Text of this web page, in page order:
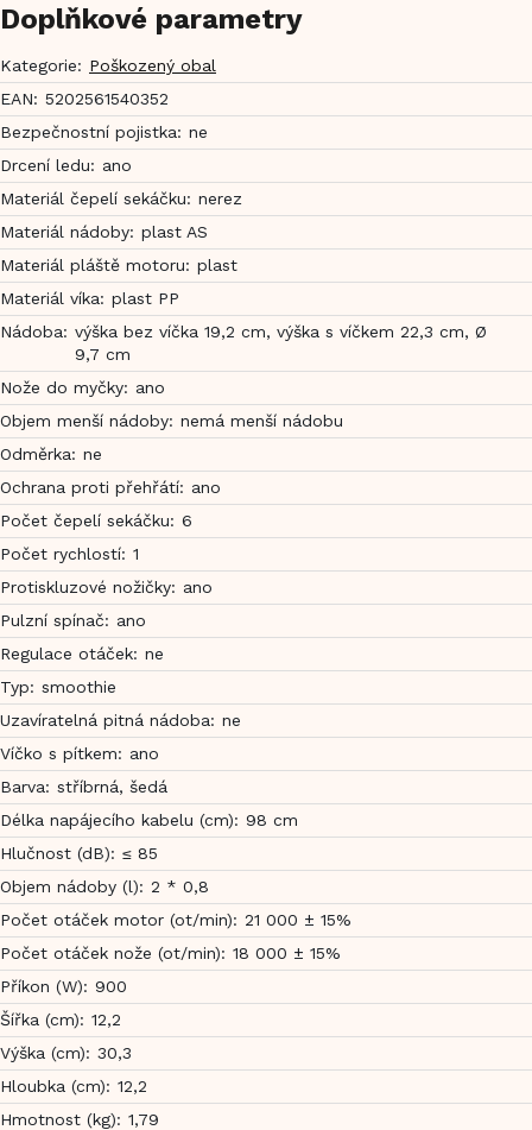
Doplňkové parametry
Kategorie: Poškozený obal
EAN: 5202561540352
Bezpečnostní pojistka: ne
Drcení ledu: ano
Materiál čepelí sekáčku: nerez
Materiál nádoby: plast AS
Materiál pláště motoru: plast
Materiál víka: plast PP
Nádoba: výška bez víčka 19,2 cm, výška s víčkem 22,3 cm, Ø
9,7 cm
Nože do myčky: ano
Objem menší nádoby: nemá menší nádobu
Odměrka: ne
Ochrana proti přehřátí: ano
Počet čepelí sekáčku: 6
Počet rychlostí: 1
Protiskluzové nožičky: ano
Pulzní spínač: ano
Regulace otáček: ne
Typ: smoothie
Uzavíratelná pitná nádoba: ne
Víčko s pítkem: ano
Barva: stříbrná, šedá
Délka napájecího kabelu (cm): 98 cm
Hlučnost (dB): ≤ 85
Objem nádoby (l): 2 * 0,8
Počet otáček motor (ot/min): 21 000 ± 15%
Počet otáček nože (ot/min): 18 000 ± 15%
Příkon (W): 900
Šířka (cm): 12,2
Výška (cm): 30,3
Hloubka (cm): 12,2
Hmotnost (kg): 1,79